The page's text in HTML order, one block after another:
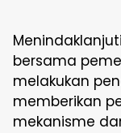
bersama
melakukan
memberikan
mekanisme